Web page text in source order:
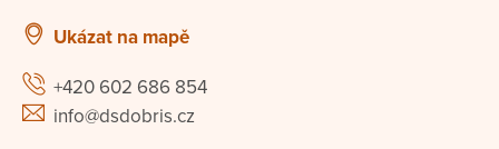
Ukázat na mapě
+420 602 686 854
info@dsdobris.cz